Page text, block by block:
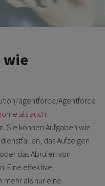
wie
agentforce/Agentforce
als auch
Sie können Aufgaben wie
das Aufzeigen
das Abrufen von
Eine effektive
als nur eine